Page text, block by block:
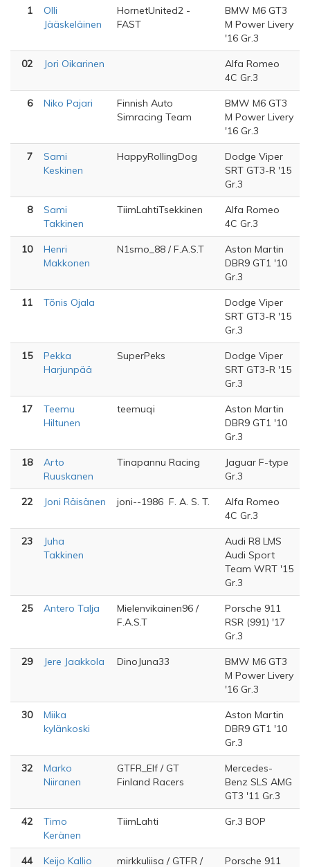
1
Olli
Jääskeläinen
HornetUnited2 -
FAST
BMW M6 GT3
M Power Livery
'16 Gr.3
02 Jori Oikarinen
Alfa Romeo
4C Gr.3
6 Niko Pajari
Finnish Auto
Simracing Team
BMW M6 GT3
M Power Livery
'16 Gr.3
7
Sami
Keskinen
HappyRollingDog
Dodge Viper
SRT GT3-R '15
Gr.3
8
Sami
Takkinen
TiimLahtiTsekkinen
Alfa Romeo
4C Gr.3
10
Henri
Makkonen
N1smo_88 / F.A.S.T
Aston Martin
DBR9 GT1 '10
Gr.3
11 Tõnis Ojala
Dodge Viper
SRT GT3-R '15
Gr.3
15
Pekka
Harjunpää
SuperPeks
Dodge Viper
SRT GT3-R '15
Gr.3
17
Teemu
Hiltunen
teemuqi
Aston Martin
DBR9 GT1 '10
Gr.3
18
Arto
Ruuskanen
Tinapannu Racing
Jaguar F-type
Gr.3
22 Joni Räisänen joni--1986 F. A. S. T.
Alfa Romeo
4C Gr.3
23
Juha
Takkinen
Audi R8 LMS
Audi Sport
Team WRT '15
Gr.3
25 Antero Talja
Mielenvikainen96 /
F.A.S.T
Porsche 911
RSR (991) '17
Gr.3
29 Jere Jaakkola DinoJuna33
BMW M6 GT3
M Power Livery
'16 Gr.3
30
Miika
kylänkoski
Aston Martin
DBR9 GT1 '10
Gr.3
32
Marko
Niiranen
GTFR_Elf / GT
Finland Racers
Mercedes-
Benz SLS AMG
GT3 '11 Gr.3
42
Timo
Keränen
TiimLahti Gr.3 BOP
44 Keijo Kallio mirkkuliisa / GTFR / Porsche 911